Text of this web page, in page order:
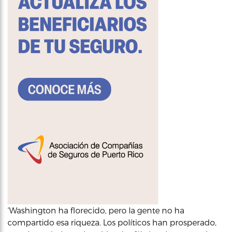
‘Washington ha florecido, pero la gente no ha
compartido esa riqueza. Los políticos han prosperado,